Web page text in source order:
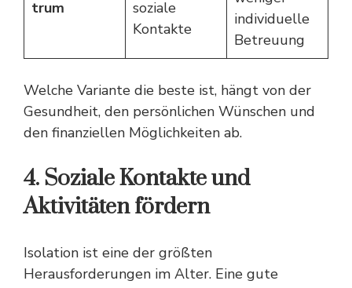
trum
soziale
Kontakte
individuelle
Betreuung
Welche Variante die beste ist, hängt von der
Gesundheit, den persönlichen Wünschen und
den finanziellen Möglichkeiten ab.
4. Soziale Kontakte und
Aktivitäten fördern
Isolation ist eine der größten
Herausforderungen im Alter. Eine gute